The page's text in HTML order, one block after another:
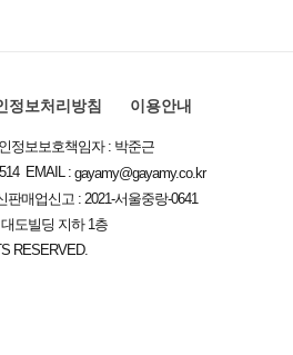
정보처리방침 이용안내
정보보호책임자 : 박준근
EMAIL :gayamy@gayamy.co.kr
매업신고 : 2021-서울중랑-0641
도빌딩 지하 1층
RESERVED.